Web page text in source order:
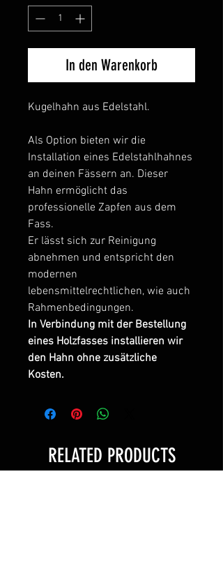
In den Warenkorb
Kugelhahn aus Edelstahl.
Als Option bieten wir die
Installation eines Edelstahlhahnes
an deinen Fässern an. Dieser
Hahn ermöglicht das
professionelle Zapfen aus dem
Fass.
Er lässt sich zur Reinigung
abnehmen und entspricht den
modernen
lebensmittelrechtlichen, wie auch
Rahmenbedingungen.
In Verbindung mit der Bestellung
eines Holzfasses installieren wir
den Hahn ohne zusätzliche
Kosten.
RELATED PRODUCTS